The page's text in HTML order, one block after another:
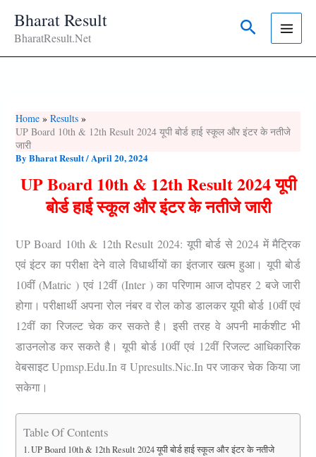
Bharat Result
BharatResult.Net Search
Home
Results
UP Board 10th & 12th Result 2024 यूपी बोर्ड हाई स्कूल और इंटर के नतीजे
जारी
By Bharat Result/April 20, 2024
UP Board 10th & 12th Result 2024 यूपी
बोर्ड हाई स्कूल और इंटर के नतीजेजारी
UP Board 10th & 12th Result 2024: यूपी बोर्ड से 2024 में मैट्रिक
एवं इंटर का परीक्षा देने वाले विधार्थीयों का इंतजार खत्म हुआ। यूपी बोर्ड
10वीं (Matric ) एवं 12वीं (Inter ) का परिणाम आज दोपहर 2 बजे जारी
होगा। परीक्षार्थी अपना रोल नंबर व रोल कोड डालकर यूपी बोर्ड 10वीं एवं
12वीं का रिजल्ट चेक कर सकते है।इसी तरह वे अपनी मार्कशीट भी
डाउनलोड कर सकते है। यूपी बोर्ड 10वीं एवं 12वीं रिजल्ट आधिकारिक
वेबसाइट Upmsp.edu.in व Upresults.nic.in पर जाकर चेक किया जा
सकेगा।
Table Of Contents
UP Board 10th & 12th Result 2024 यूपी बोर्ड हाई स्कूल और इंटर के नतीजे